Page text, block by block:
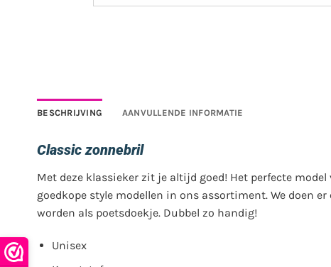
BESCHRIJVING AANVULLENDE INFORMATIE
Classic zonnebril
Met deze klassieker zit je altijd goed! Het perfecte
goedkope style modellen in ons assortiment. We doen
worden als poetsdoekje. Dubbel zo handig!
Unisex